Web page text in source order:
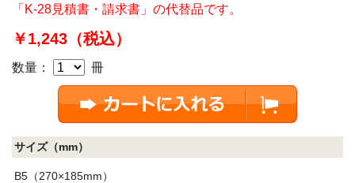
「K-28見積書・請求書」の代替品です。
￥1,243（税込）
数量： 冊
サイズ（mm）
B5（270×185mm）